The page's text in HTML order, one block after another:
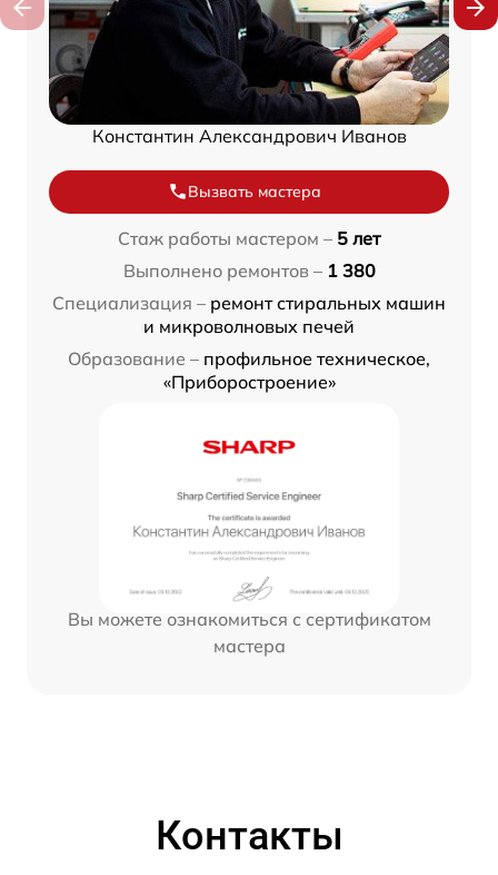
Константин Александрович Иванов
Вызвать мастера
Стаж работы мастером – 5 лет
Выполнено ремонтов – 1 380
Специализация – ремонт стиральных машин
и микроволновых печей
Образование – профильное техническое,
«Приборостроение»
Вы можете ознакомиться с сертификатом
мастера
Контакты